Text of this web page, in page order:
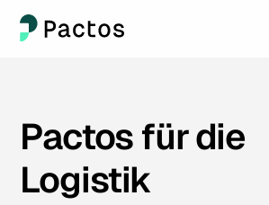
Pactos für die
Logistik